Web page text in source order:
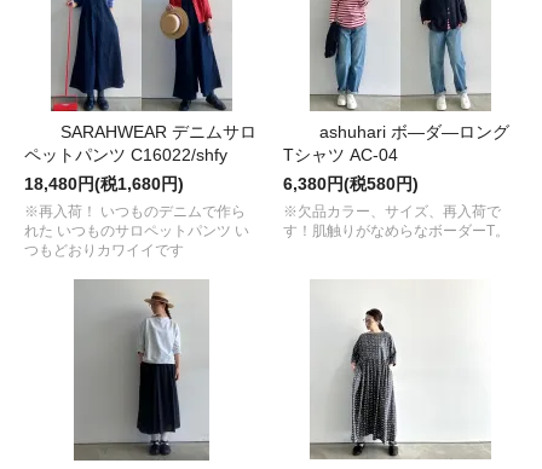
SARAHWEAR デニムサロ
ペットパンツ C16022/shfy
18,480円(税1,680円)
※再入荷！ いつものデニムで作ら
れた いつものサロペットパンツ い
つもどおりカワイイです
ashuhari ボ―ダ―ロング
Tシャツ AC-04
6,380円(税580円)
※欠品カラー、サイズ、再入荷で
す！肌触りがなめらなボーダーT。